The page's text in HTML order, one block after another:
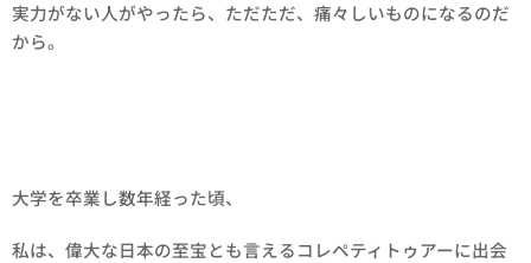
実力がない人がやったら、ただただ、痛々しいものになるのだ
から。
大学を卒業し数年経った頃、
私は、偉大な日本の至宝とも言えるコレペティトゥアーに出会